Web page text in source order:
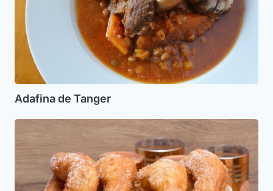
Adafina de Tanger
Sfenj
Marroquies)